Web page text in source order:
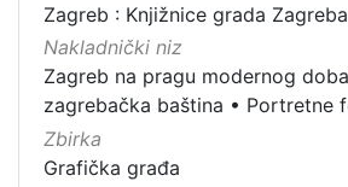
Zagreb : Knjižnice grada
Nakladnički niz
Zagreb na pragu modernog doba
zagrebačka baština • Portretne
Zbirka
Grafička građa